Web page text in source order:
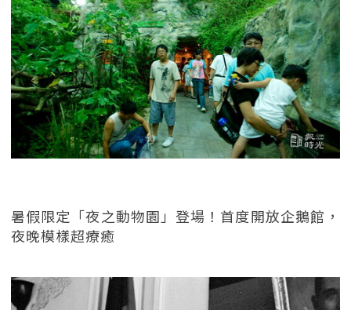
暑假限定「夜之動物園」登場！首度開放企鵝館，
夜晚模樣超療癒